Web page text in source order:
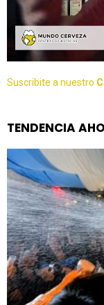
Suscribite a nuestro
TENDENCIA